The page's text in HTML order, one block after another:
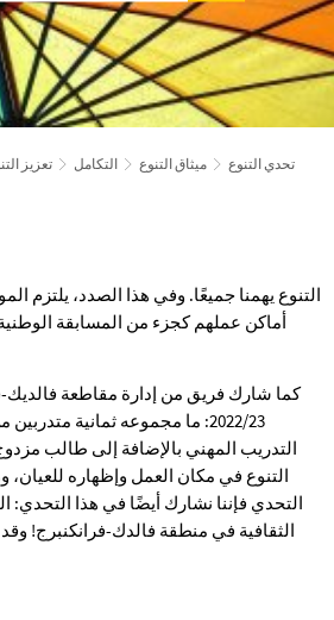
تعزيز التكامل ميثاق التنوع تحدي التنوع
التنوع يهمنا جميعًا. وفي هذا الصدد، يلتزم
أماكن عملهم كجزء من المسابقة
كما شارك فريق من إدارة مقاطعة فالديك-
2022/23: ما مجموعه ثمانية
التدريب المهني بالإضافة إلى طالب
التنوع في مكان العمل وإظهاره
التحدي فإننا نشارك أيضًا في هذا التحدي:
الثقافية في منطقة فالدك-فرانكنبرج!